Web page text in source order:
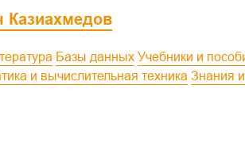
Казиахмедов
Базы данных
Учебники и
и вычислительная техника
Знания